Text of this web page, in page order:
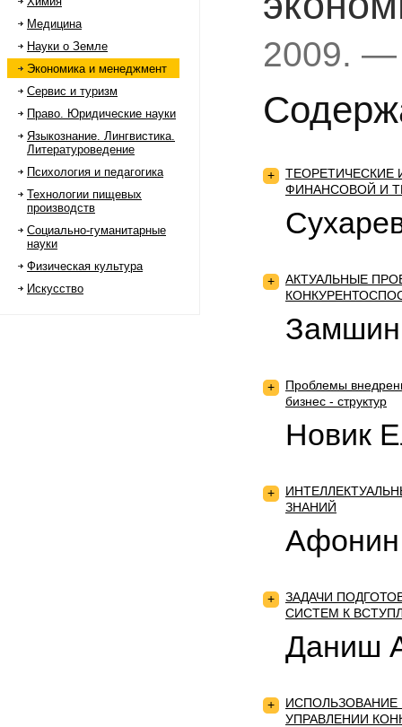
Медицина
Науки о Земле
Экономика и менеджмент
Сервис и туризм
Право. Юридические науки
Языкознание. Лингвистика.
Литературоведение
Психология и педагогика
Технологии пищевых
производств
Социально-гуманитарные
науки
Физическая культура
Искусство
2009. —
+
ФИНАНСОВОЙ И
+
АКТУАЛЬНЫЕ
+
Проблемы
бизнес - структур
Новик
+
ЗНАНИЙ
Афонин
+
ЗАДАЧИ
СИСТЕМ К
Даниш
+
УПРАВЛЕНИИ